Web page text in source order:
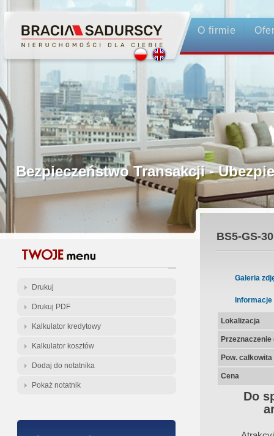
O firmie
Profesjonalne Pośrednictwo
Bezpieczeństwo Transakcji -
Licencjonowani Pośrednicy
Gwarancja Zwrotu Zadatku
Gratis - Przedwstępna Umowa
Drukuj
Drukuj PDF
Kalkulator kredytowy
Kalkulator kosztów
Dodaj do notatnika
Pokaż notatnik
BS5-GS-
Galeria
Informacje
Lokalizacja
Przeznaczenie
Pow.
Cena
Do